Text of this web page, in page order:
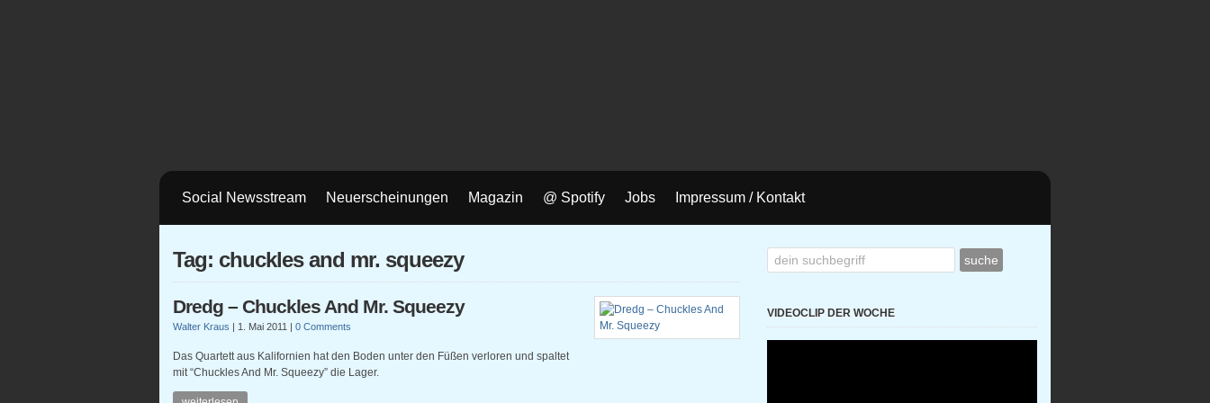
Social Newsstream Neuerscheinungen Magazin @ Spotify Jobs Impressum / Kontakt
Tag: chuckles and mr. squeezy
Dredg – Chuckles And Mr. Squeezy
Walter Kraus | 1. Mai 2011 | 0 Comments
Das Quartett aus Kalifornien hat den Boden unter den Füßen verloren und spaltet
mit “Chuckles And Mr. Squeezy” die Lager.
VIDEOCLIP DER WOCHE